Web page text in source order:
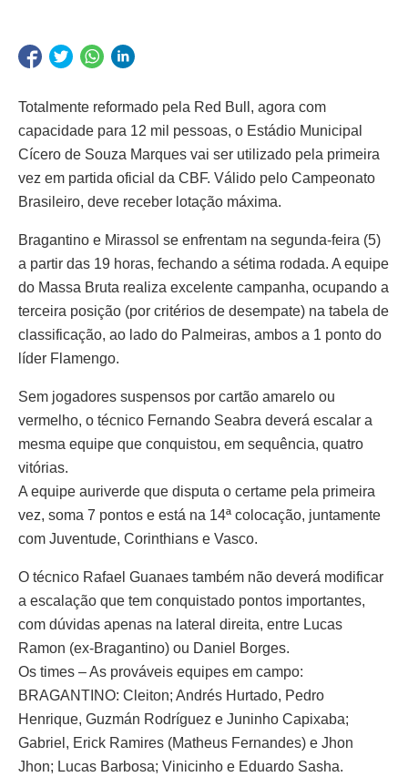
Totalmente reformado pela Red Bull, agora com
capacidade para 12 mil pessoas, o Estádio Municipal
Cícero de Souza Marques vai ser utilizado pela primeira
vez em partida oficial da CBF. Válido pelo Campeonato
Brasileiro, deve receber lotação máxima.
Bragantino e Mirassol se enfrentam na segunda-feira (5)
a partir das 19 horas, fechando a sétima rodada. A equipe
do Massa Bruta realiza excelente campanha, ocupando a
terceira posição (por critérios de desempate) na tabela de
classificação, ao lado do Palmeiras, ambos a 1 ponto do
líder Flamengo.
Sem jogadores suspensos por cartão amarelo ou
vermelho, o técnico Fernando Seabra deverá escalar a
mesma equipe que conquistou, em sequência, quatro
vitórias.
A equipe auriverde que disputa o certame pela primeira
vez, soma 7 pontos e está na 14ª colocação, juntamente
com Juventude, Corinthians e Vasco.
O técnico Rafael Guanaes também não deverá modificar
a escalação que tem conquistado pontos importantes,
com dúvidas apenas na lateral direita, entre Lucas
Ramon (ex-Bragantino) ou Daniel Borges.
Os times – As prováveis equipes em campo:
BRAGANTINO: Cleiton; Andrés Hurtado, Pedro
Henrique, Guzmán Rodríguez e Juninho Capixaba;
Gabriel, Erick Ramires (Matheus Fernandes) e Jhon
Jhon; Lucas Barbosa; Vinicinho e Eduardo Sasha.